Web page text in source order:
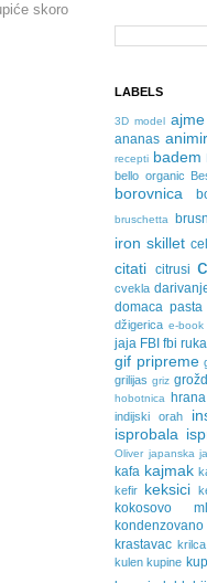
skoro
LABELS
3D model
ananas
recepti badem
bello organic
borovnica
bruschetta
iron skillet
citati citrusi
cvekla
domaca pasta
džigerica e-book
jaja FBI fbi
gif pripreme
grilijas griz
hobotnica
indijski orah
isprobala
Oliver japanska
kafa kajmak
kefir keksici
kokosovo
krastavac krilca
kulen kupine